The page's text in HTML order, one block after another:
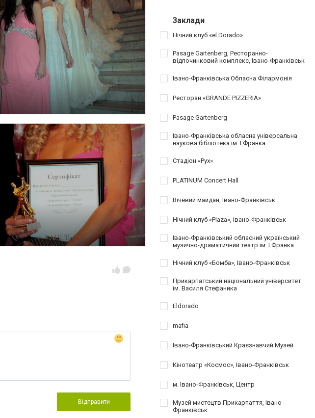
Відправити
Заклади
Нічний клуб «el Dorado»
Pasage Gartenberg, Ресторанно-
відпочинковий комплекс, Івано-Франківськ
Івано-Франківська Обласна Філармонія
Ресторан «GRANDE PIZZERIA»
Pasage Gartenberg
Івано-Франківська обласна універсальна
наукова бібліотека ім. І.Франка
Стадіон «Рух»
PLATINUM Concert Hall
Вічевий майдан, Івано-Франківськ
Нічний клуб «Plaza», Івано-Франківськ
Івано-Франківський обласний український
музично-драматичний театр ім. І.Франка
Нічний клуб «Бомба», Івано-Франківськ
Прикарпатський національний університет
ім. Василя Стефаника
Eldorado
mafia
Івано-Франківський Краєзнавчий Музей
Кінотеатр «Космос», Івано-Франківськ
м. Івано-Франківськ, Центр
Музей мистецтв Прикарпаття, Івано-
Франківськ